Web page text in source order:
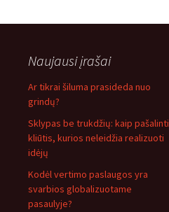
Naujausi įrašai
Ar tikrai šiluma prasideda nuo
grindų?
Sklypas be trukdžių: kaip pašalinti
kliūtis, kurios neleidžia realizuoti
idėjų
Kodėl vertimo paslaugos yra
svarbios globalizuotame
pasaulyje?